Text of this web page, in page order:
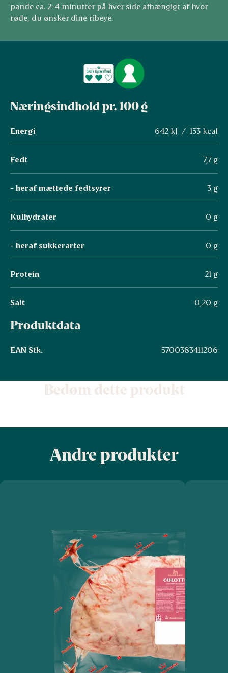
Næringsindhold pr. 100 g
Energi 642 kJ / 153 kcal
Fedt 7,7 g
- heraf mættede fedtsyrer 3 g
Kulhydrater 0 g
- heraf sukkerarter 0 g
Protein 21 g
Salt 0,20 g
Produktdata
EAN Stk. 5700383411206
pande ca. 2-4 minutter på hver side afhængigt af hvor
røde, du ønsker dine ribeye.
Bedøm dette produkt
Andre produkter